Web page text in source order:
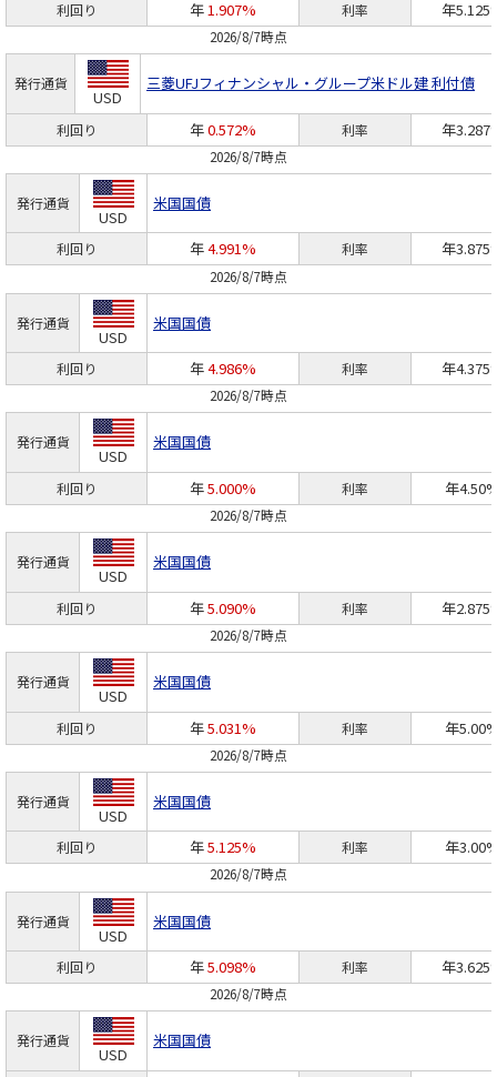
利回り 年1.907% 利率 年
2026/8/7時点
発行通貨
USD
三菱UFJフィナンシャル・グループ米ドル建 利付債
利回り 年0.572% 利率 年
2026/8/7時点
発行通貨
USD
米国国債
利回り 年4.991% 利率 年
2026/8/7時点
発行通貨
USD
米国国債
利回り 年4.986% 利率 年
2026/8/7時点
発行通貨
USD
米国国債
利回り 年5.000% 利率 年
2026/8/7時点
発行通貨
USD
米国国債
利回り 年5.090% 利率 年
2026/8/7時点
発行通貨
USD
米国国債
利回り 年5.031% 利率 年
2026/8/7時点
発行通貨
USD
米国国債
利回り 年5.125% 利率 年
2026/8/7時点
発行通貨
USD
米国国債
利回り 年5.098% 利率 年
2026/8/7時点
発行通貨
USD
米国国債